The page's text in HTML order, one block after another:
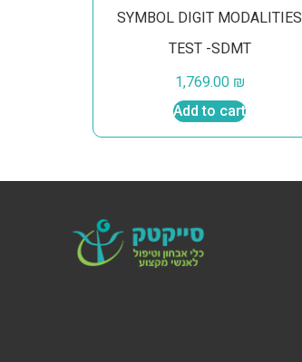
SYMBOL DIGIT MODALITIES
TEST -SDMT
1,769.00 ₪
Add to cart